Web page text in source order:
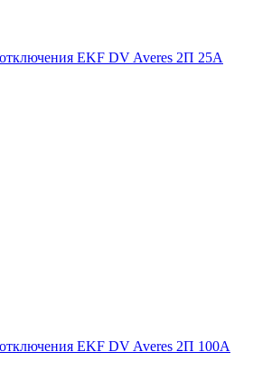
EKF DV Averes 2П 25А
EKF DV Averes 2П 100А